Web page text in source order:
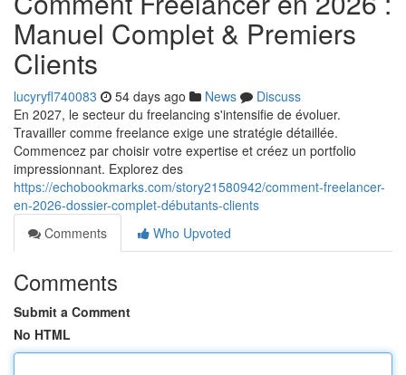
Manuel Complet & Premiers
Clients
lucyryfl740083 54 days ago News
Discuss
En 2027, le secteur du freelancing s'intensifie de évoluer.
Travailler comme freelance exige une stratégie détaillée.
Commencez par choisir votre expertise et créez un portfolio
impressionnant. Explorez des
https://echobookmarks.com/story21580942/comment-freelancer-
en-2026-dossier-complet-débutants-clients
Comments
Who Upvoted
Comments
Submit a Comment
No HTML